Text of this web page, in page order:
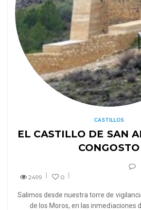
CASTILLOS
EL CASTILLO DE SAN
CONGOSTO
2499 0
Salimos desde nuestra torre de
de los Moros, en las inmediaciones